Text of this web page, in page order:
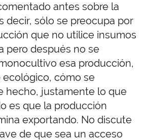
antes sobre la
decir, sólo se preocupa por
que no utilice insumos
pero después no se
esa producción,
cómo se
hecho, justamente lo que
es que la producción
exportando. No discute
de que sea un acceso